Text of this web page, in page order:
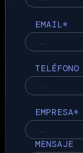
EMAIL*
TELÉFONO
EMPRESA*
MENSAJE